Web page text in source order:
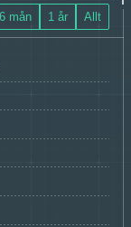
6 mån 1 år Allt